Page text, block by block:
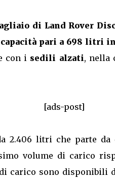
di Land Rover
capacità pari a 698 litri
con i sedili alzati, nella
[ads-post]
2.406 litri che parte
volume di carico
carico sono disponibili